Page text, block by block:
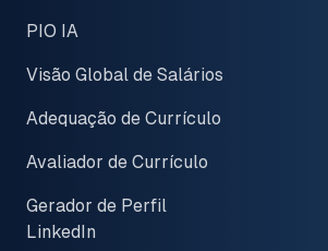
PIO IA
Visão Global de Salários
Adequação de Currículo
Avaliador de Currículo
Gerador de Perfil
LinkedIn